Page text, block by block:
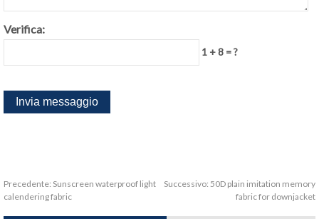
Verifica:
1 + 8 = ?
Precedente: Sunscreen waterproof light
calendering fabric
Successivo: 50D plain imitation memory
fabric for downjacket